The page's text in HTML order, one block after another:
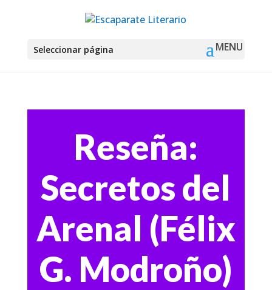
Seleccionar página
Reseña:
Secretos del
Arenal (Félix
G. Modroño)